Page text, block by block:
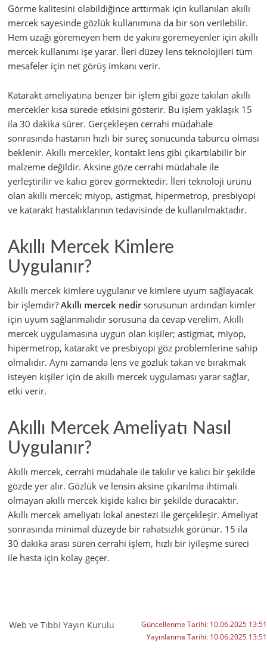
Görme kalitesini olabildiğince arttırmak için kullanılan akıllı
mercek sayesinde gözlük kullanımına da bir son verilebilir.
Hem uzağı göremeyen hem de yakını göremeyenler için akıllı
mercek kullanımı işe yarar. İleri düzey lens teknolojileri tüm
mesafeler için net görüş imkanı verir.
Katarakt ameliyatına benzer bir işlem gibi göze takılan akıllı
mercekler kısa sürede etkisini gösterir. Bu işlem yaklaşık 15
ila 30 dakika sürer. Gerçekleşen cerrahi müdahale
sonrasında hastanın hızlı bir süreç sonucunda taburcu olması
beklenir. Akıllı mercekler, kontakt lens gibi çıkartılabilir bir
malzeme değildir. Aksine göze cerrahi müdahale ile
yerleştirilir ve kalıcı görev görmektedir. İleri teknoloji ürünü
olan akıllı mercek; miyop, astigmat, hipermetrop, presbiyopi
ve katarakt hastalıklarının tedavisinde de kullanılmaktadır.
Akıllı Mercek Kimlere
Uygulanır?
Akıllı mercek kimlere uygulanır ve kimlere uyum sağlayacak
bir işlemdir? Akıllı mercek nedirsorusunun ardından kimler
için uyum sağlanmalıdır sorusuna da cevap verelim. Akıllı
mercek uygulamasına uygun olan kişiler; astigmat, miyop,
hipermetrop, katarakt ve presbiyopi göz problemlerine sahip
olmalıdır. Aynı zamanda lens ve gözlük takan ve bırakmak
isteyen kişiler için de akıllı mercek uygulaması yarar sağlar,
etki verir.
Akıllı Mercek Ameliyatı Nasıl
Uygulanır?
Akıllı mercek, cerrahi müdahale ile takılır ve kalıcı bir şekilde
gözde yer alır. Gözlük ve lensin aksine çıkarılma ihtimali
olmayan akıllı mercek kişide kalıcı bir şekilde duracaktır.
Akıllı mercek ameliyatı lokal anestezi ile gerçekleşir. Ameliyat
sonrasında minimal düzeyde bir rahatsızlık görünür. 15 ila
30 dakika arası süren cerrahi işlem, hızlı bir iyileşme süreci
ile hasta için kolay geçer.
Web ve Tıbbi Yayın Kurulu Güncellenme Tarihi: 10.06.2025 13:51
Yayınlanma Tarihi: 10.06.2025 13:51